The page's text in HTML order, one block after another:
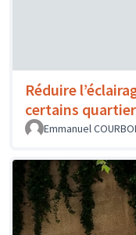
Réduire
certains
Emmanuel